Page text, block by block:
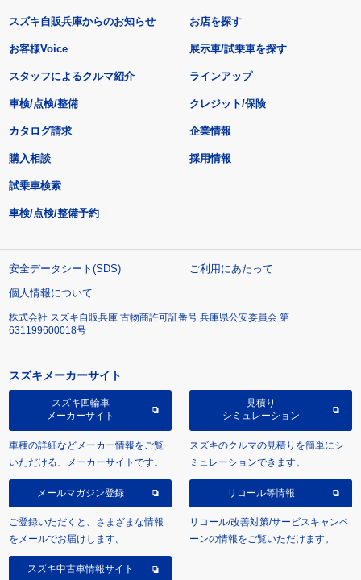
スズキ自販兵庫からのお知らせ
お客様Voice
スタッフによるクルマ紹介
お店を探す
展示車/試乗車を探す
ラインアップ
車検/点検/整備 クレジット/保険
カタログ請求
購入相談
試乗車検索
車検/点検/整備予約
企業情報
採用情報
安全データシート(SDS)
ご利用にあたって
個人情報について
株式会社 スズキ自販兵庫 古物商許可証番号 兵庫県公安委員会 第
631199600018号
スズキメーカーサイト
スズキ四輪車
メーカーサイト
車種の詳細などメーカー情報をご覧
いただける、メーカーサイトです。
見積り
シミュレーション
スズキのクルマの見積りを簡単にシ
ミュレーションできます。
メールマガジン登録
ご登録いただくと、さまざまな情報
をメールでお届けします。
リコール等情報
リコール/改善対策/サービスキャンペ
ーンの情報をご覧いただけます。
スズキ中古車情報サイト